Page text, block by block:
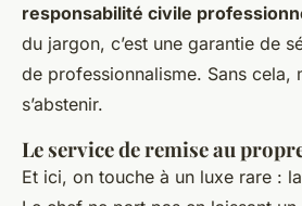
responsabilité civile
du jargon, c’est une garantie de
de professionnalisme. Sans cela,
s’abstenir.
Le service de remise au
Et ici, on touche à un luxe rare : la